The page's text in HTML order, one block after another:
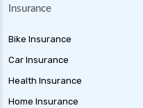
Insurance
Bike Insurance
Car Insurance
Health Insurance
Home Insurance